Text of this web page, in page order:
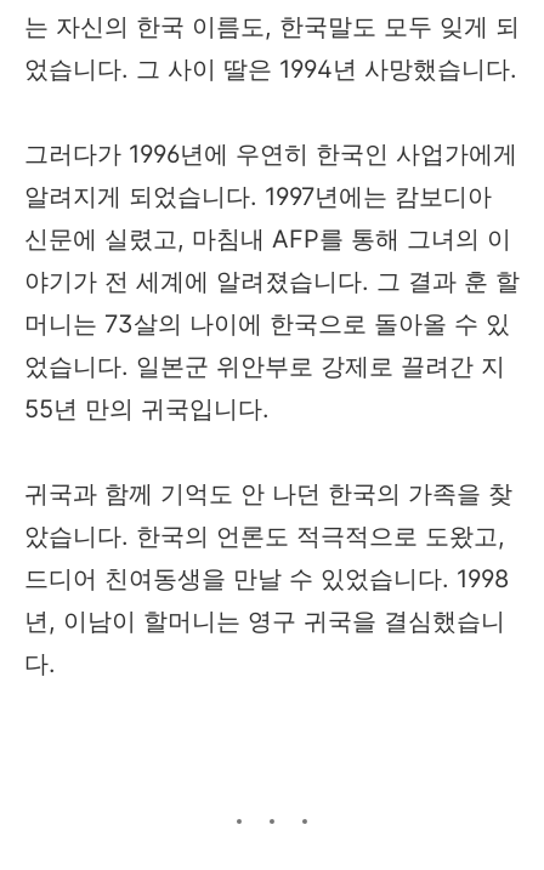
는 자신의 한국 이름도, 한국말도 모두 잊게 되
었습니다. 그 사이 딸은 1994년 사망했습니다.
그러다가 1996년에 우연히 한국인 사업가에게
알려지게 되었습니다. 1997년에는 캄보디아
신문에 실렸고, 마침내 AFP를 통해 그녀의 이
야기가 전 세계에 알려졌습니다. 그 결과 훈 할
머니는 73살의 나이에 한국으로 돌아올 수 있
었습니다. 일본군 위안부로 강제로 끌려간 지
55년 만의 귀국입니다.
귀국과 함께 기억도 안 나던 한국의 가족을 찾
았습니다. 한국의 언론도 적극적으로 도왔고,
드디어 친여동생을 만날 수 있었습니다. 1998
년, 이남이 할머니는 영구 귀국을 결심했습니
다.